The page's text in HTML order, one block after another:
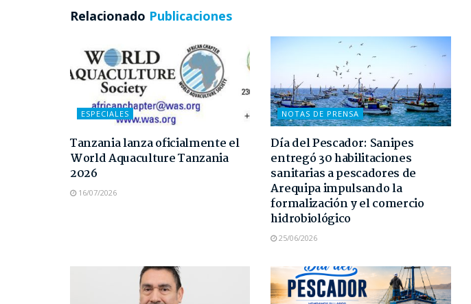
Relacionado Publicaciones
ESPECIALES
Tanzania lanza oficialmente el
World Aquaculture Tanzania
2026
16/07/2026
NOTAS DE PRENSA
Día del Pescador: Sanipes
entregó 30 habilitaciones
sanitarias a pescadores de
Arequipa impulsando la
formalización y el comercio
hidrobiológico
25/06/2026